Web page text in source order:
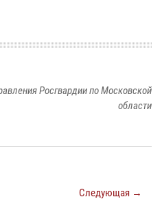
Росгвардии по Московской
области
Следующая →